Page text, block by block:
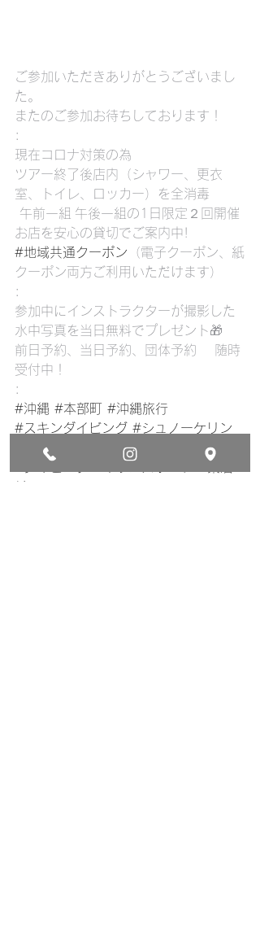
ご参加いただきありがとうございまし
た。
またのご参加お待ちしております！
:
現在コロナ対策の為
ツアー終了後店内（シャワー、更衣
室、トイレ、ロッカー）を全消毒
午前一組 午後一組の1日限定２回開催
お店を安心の貸切でご案内中!
#地域共通クーポン （電子クーポン、紙
クーポン両方ご利用いただけます）
:
参加中にインストラクターが撮影した
水中写真を当日無料でプレゼント🎁
前日予約、当日予約、団体予約　 随時
受付中！
:
#沖縄 #本部町
#沖縄旅行
#スキンダイビング #シュノーケリン
#サンゴ